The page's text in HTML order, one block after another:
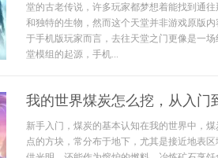
堂的古老传说，许多玩家都梦想着能找到通
和独特的生物，然而这个天堂并非游戏原版
于手机版玩家而言，去往天堂之门更像是一
堂模组的起源，手机...
我的世界煤炭怎么挖，从入门
新手入门，煤炭的基本认知在我的世界中，
点的方块，常分布于地下，尤其是接近地表